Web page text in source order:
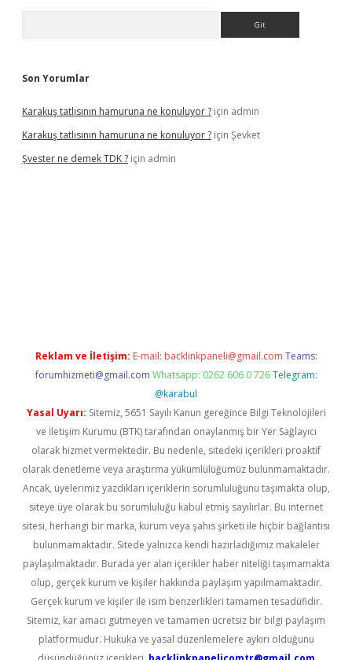
Son Yorumlar
Karakuş tatlısının hamuruna ne konuluyor ? için admin
Karakuş tatlısının hamuruna ne konuluyor ? için Şevket
Şvester ne demek TDK ? için admin
Reklam ve İletişim: E-mail: backlinkpaneli@gmail.com Teams:
forumhizmeti@gmail.com Whatsapp: 0262 606 0 726 Telegram:
@karabul
Yasal Uyarı: Sitemiz, 5651 Sayılı Kanun gereğince Bilgi Teknolojileri
ve İletişim Kurumu (BTK) tarafından onaylanmış bir Yer Sağlayıcı
olarak hizmet vermektedir. Bu nedenle, sitedeki içerikleri proaktif
olarak denetleme veya araştırma yükümlülüğümüz bulunmamaktadır.
Ancak, üyelerimiz yazdıkları içeriklerin sorumluluğunu taşımakta olup,
siteye üye olarak bu sorumluluğu kabul etmiş sayılırlar. Bu internet
sitesi, herhangi bir marka, kurum veya şahıs şirketi ile hiçbir bağlantısı
bulunmamaktadır. Sitede yalnızca kendi hazırladığımız makaleler
paylaşılmaktadır. Burada yer alan içerikler haber niteliği taşımamakta
olup, gerçek kurum ve kişiler hakkında paylaşım yapılmamaktadır.
Gerçek kurum ve kişiler ile isim benzerlikleri tamamen tesadüfidir.
Sitemiz, kar amacı gütmeyen ve tamamen ücretsiz bir bilgi paylaşım
platformudur. Hukuka ve yasal düzenlemelere aykırı olduğunu